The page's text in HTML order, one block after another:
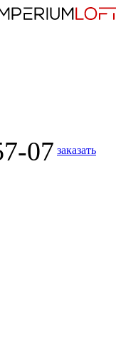
07 заказать